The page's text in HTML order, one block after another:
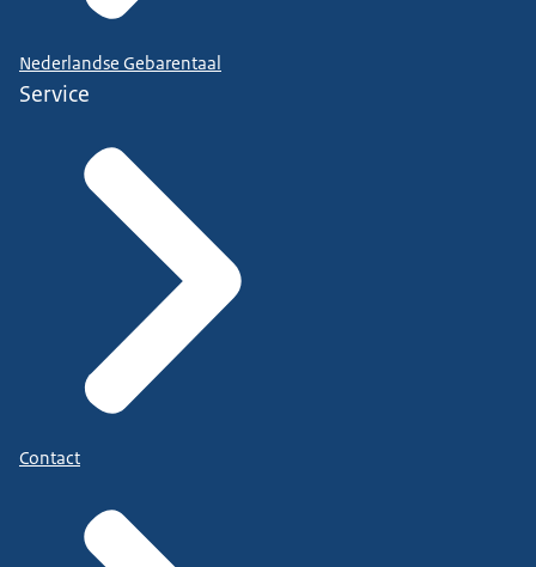
Nederlandse Gebarentaal
Service
Contact